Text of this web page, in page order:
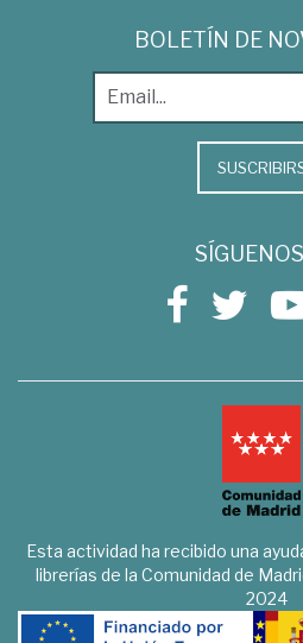
BOLETÍN DE
Esta actividad ha recibido una
librerías de la Comunidad de
2024